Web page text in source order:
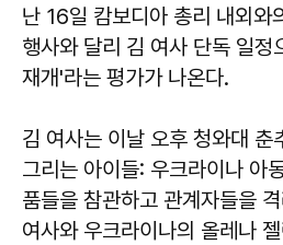
난 16일 캄보디아 총리 내외와
행사와 달리 김 여사 단독 일정
재개'라는 평가가 나온다.
김 여사는 이날 오후 청와대 춘
그리는 아이들: 우크라이나 아
품들을 참관하고 관계자들을
여사와 우크라이나의 올레나